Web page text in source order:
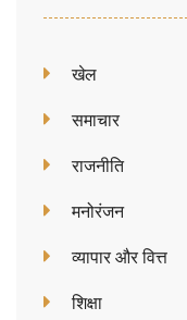
खेल
समाचार
राजनीति
मनोरंजन
व्यापार और वित्त
शिक्षा